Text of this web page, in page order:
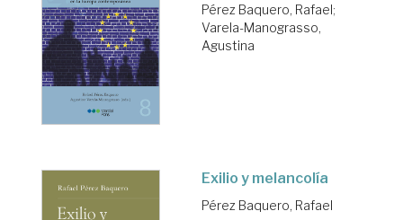
Pérez Baquero, Rafael;
Varela-Manograsso,
Agustina
Exilio y melancolía
Pérez Baquero, Rafael